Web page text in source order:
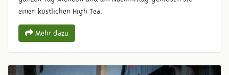
einen köstlichen High Tea.
Mehr dazu